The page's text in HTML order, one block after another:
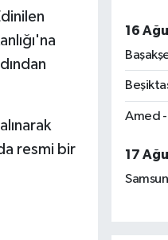
resmi bir
16
Amed -
17